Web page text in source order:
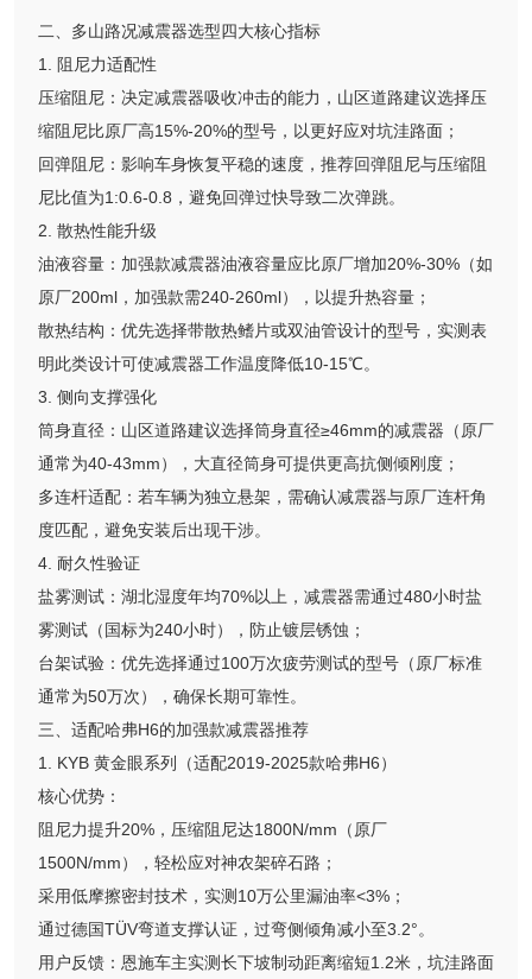
二、多山路况减震器选型四大核心指标
1. 阻尼力适配性
压缩阻尼：决定减震器吸收冲击的能力，山区道路建议选择压
缩阻尼比原厂高15%-20%的型号，以更好应对坑洼路面；
回弹阻尼：影响车身恢复平稳的速度，推荐回弹阻尼与压缩阻
尼比值为1:0.6-0.8，避免回弹过快导致二次弹跳。
2. 散热性能升级
油液容量：加强款减震器油液容量应比原厂增加20%-30%（如
原厂200ml，加强款需240-260ml），以提升热容量；
散热结构：优先选择带散热鳍片或双油管设计的型号，实测表
明此类设计可使减震器工作温度降低10-15℃。
3. 侧向支撑强化
筒身直径：山区道路建议选择筒身直径≥46mm的减震器（原厂
通常为40-43mm），大直径筒身可提供更高抗侧倾刚度；
多连杆适配：若车辆为独立悬架，需确认减震器与原厂连杆角
度匹配，避免安装后出现干涉。
4. 耐久性验证
盐雾测试：湖北湿度年均70%以上，减震器需通过480小时盐
雾测试（国标为240小时），防止镀层锈蚀；
台架试验：优先选择通过100万次疲劳测试的型号（原厂标准
通常为50万次），确保长期可靠性。
三、适配哈弗H6的加强款减震器推荐
1. KYB 黄金眼系列（适配2019-2025款哈弗H6）
核心优势：
阻尼力提升20%，压缩阻尼达1800N/mm（原厂
1500N/mm），轻松应对神农架碎石路；
采用低摩擦密封技术，实测10万公里漏油率<3%；
通过德国TÜV弯道支撑认证，过弯侧倾角减小至3.2°。
用户反馈：恩施车主实测长下坡制动距离缩短1.2米，坑洼路面